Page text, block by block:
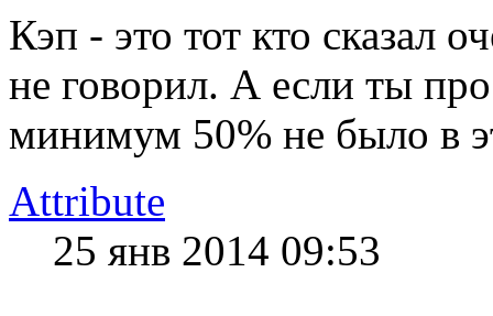
Кэп - это тот кто сказал
не говорил. А если ты
минимум 50% не было в
Attribute
25 янв 2014 09:53